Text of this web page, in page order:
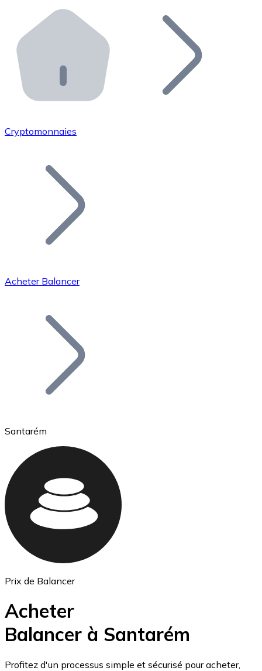
Distributeurs automatiques Bitnovo
Intégrez un ATM Bitnovo dans votre entreprise et
API Bitnovo
Intégrez notre API dans votre écosystème.
Rejoignez notre réseau de distributeurs et
Ajoutez le token de votre projet à notre service
Bitcoin
Ethereum
ETH
USD Coin
Cryptomonnaies
Acheter Balancer
Santarém
Prix de Balancer
Acheter
Balancer à Santarém
Profitez d'un processus simple et sécurisé pour acheter,